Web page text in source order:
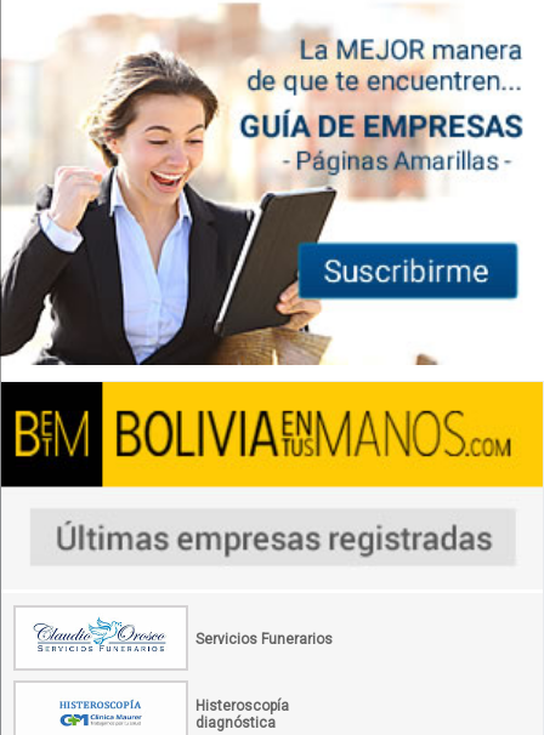
Servicios Funerarios
Histeroscopía
diagnóstica